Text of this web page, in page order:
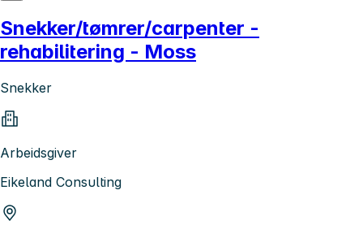
Snekker/tømrer/carpenter -
rehabilitering - Moss
Snekker
Arbeidsgiver
Eikeland Consulting